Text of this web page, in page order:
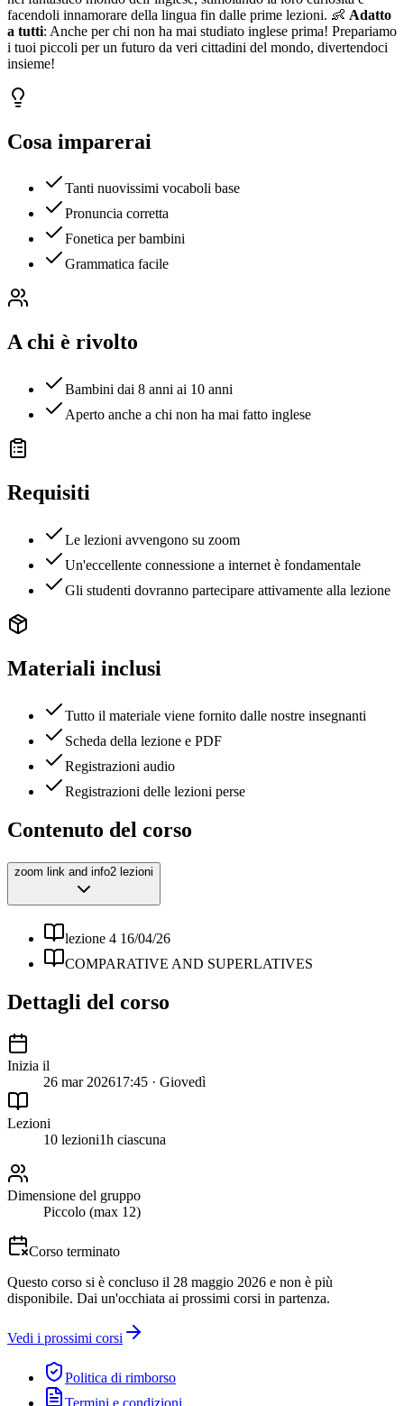
facendoli innamorare della lingua fin dalle prime lezioni. 👶 Adatto
a tutti: Anche per chi non ha mai studiato inglese prima! Prepariamo
i tuoi piccoli per un futuro da veri cittadini del mondo, divertendoci
insieme!
Cosa imparerai
Tanti nuovissimi vocaboli base
Pronuncia corretta
Fonetica per bambini
Grammatica facile
A chi è rivolto
Bambini dai 8 anni ai 10 anni
Aperto anche a chi non ha mai fatto inglese
Requisiti
Le lezioni avvengono su zoom
Un'eccellente connessione a internet è fondamentale
Gli studenti dovranno partecipare attivamente alla lezione
Materiali inclusi
Tutto il materiale viene fornito dalle nostre insegnanti
Scheda della lezione e PDF
Registrazioni audio
Registrazioni delle lezioni perse
Contenuto del corso
zoom link and info2 lezioni
lezione 4 16/04/26
COMPARATIVE AND SUPERLATIVES
Dettagli del corso
Inizia il
26 mar 202617:45 · Giovedì
Lezioni
10 lezioni1h ciascuna
Dimensione del gruppo
Piccolo (max 12)
Corso terminato
Questo corso si è concluso il 28 maggio 2026 e non è più
disponibile. Dai un'occhiata ai prossimi corsi in partenza.
Vedi i prossimi corsi
Politica di rimborso